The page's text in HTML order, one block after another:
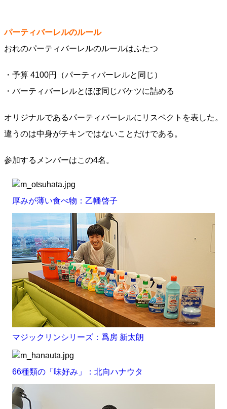
パーティバーレルのルール
おれのパーティバーレルのルールはふたつ
・予算 4100円（パーティバーレルと同じ）
・パーティバーレルとほぼ同じバケツに詰める
オリジナルであるパーティバーレルにリスペクトを表した。
違うのは中身がチキンではないことだけである。
参加するメンバーはこの4名。
厚みが薄い食べ物：乙幡啓子
マジックリンシリーズ：爲房 新太朗
66種類の「味好み」：北向ハナウタ